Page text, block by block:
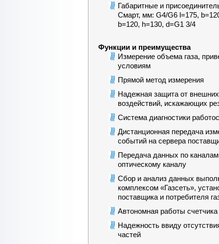
Габаритные и
Смарт, мм: G4/G6 l=175,
b=120, h=130, d=G1 3/4
Функции и преимущества
Измерение объема газа,
условиям
Прямой метод измерения
Надежная защита от
воздействий, искажающих
Система диагностики
Дистанционная передача
событий на сервера
Передача данных по
оптическому каналу
Сбор и анализ данных
комплексом «Газсеть»,
поставщика и потребителя
Автономная работы
Надежность ввиду
частей